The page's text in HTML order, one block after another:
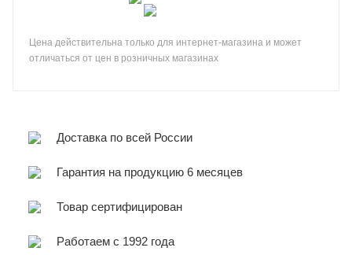
Цена действительна только для интернет-магазина и может
отличаться от цен в розничных магазинах
Доставка по всей России
Гарантия на продукцию 6 месяцев
Товар сертифицирован
Работаем с 1992 года